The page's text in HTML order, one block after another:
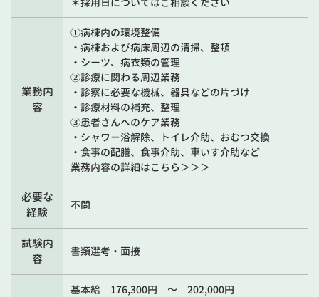
業務内
容
①病棟内の環境整備
・病棟および病床周辺の清掃、整頓
・シーツ、病衣類の管理
②診療に関わる周辺業務
・診察に必要な機械、器具などの片づけ
・診療材料の補充、整理
③患者さんへのケア業務
・シャワー浴解除、トイレ介助、おむつ交換
・食事の配膳、食事介助、車いす介助など
業務内容の詳細はこちら＞＞＞
必要な
経験
不問
試験内
容
書類選考・面接
基本給 176,300円 ～ 202,000円